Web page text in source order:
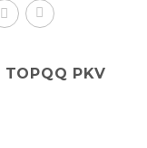
TOPQQ PKV